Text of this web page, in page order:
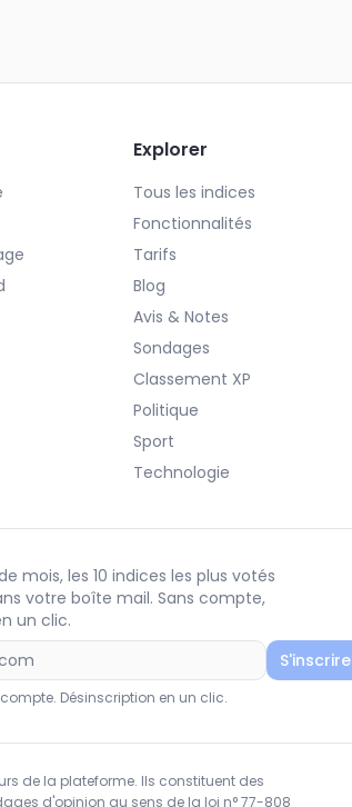
Explorer
Tous les indices
Fonctionnalités
Tarifs
Blog
Avis & Notes
Sondages
Classement XP
Politique
Sport
Technologie
mois, les 10 indices les plus votés
votre boîte mail. Sans compte,
un clic.
S'inscrire
Désinscription en un clic.
de la plateforme. Ils constituent des
d'opinion au sens de la loi n° 77-808